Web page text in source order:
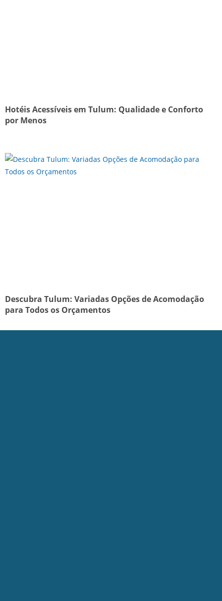
Hotéis Acessíveis em Tulum: Qualidade e Conforto
por Menos
Descubra Tulum: Variadas Opções de Acomodação
para Todos os Orçamentos